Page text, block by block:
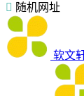
随机网址
软文